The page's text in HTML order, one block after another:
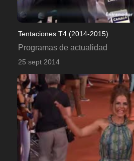
Tentaciones T4 (2014-2015)
Programas de actualidad
25 sept 2014